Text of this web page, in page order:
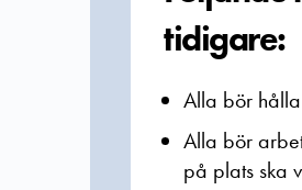
tidigare:
Alla bör
Alla bör
på plats ska